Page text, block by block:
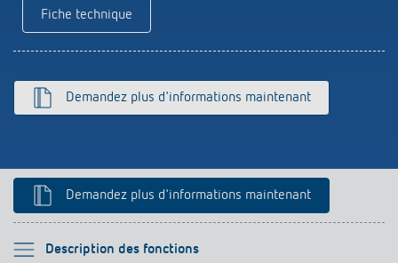
Références
Télérupteur impulsionnel OKTO de Theben
Fiche technique
Demandez plus d'informations maintenant
Demandez plus d'informations maintenant
Description des fonctions
Veuillez sélectionner